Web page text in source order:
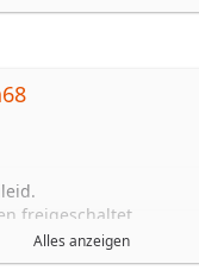
freigeschaltet.
Alles anzeigen